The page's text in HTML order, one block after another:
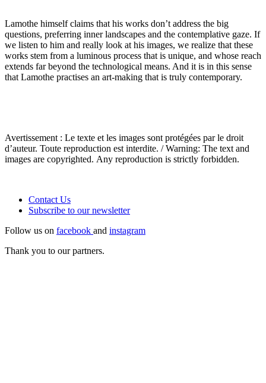
Lamothe himself claims that his works don’t address the big
questions, preferring inner landscapes and the contemplative gaze. If
we listen to him and really look at his images, we realize that these
works stem from a luminous process that is unique, and whose reach
extends far beyond the technological means. And it is in this sense
that Lamothe practises an art-making that is truly contemporary.
Avertissement : Le texte et les images sont protégées par le droit
d’auteur. Toute reproduction est interdite. / Warning: The text and
images are copyrighted. Any reproduction is strictly forbidden.
Contact Us
Subscribe to ournewsletter
Follow us on facebook and instagram
Thank you to our partners.